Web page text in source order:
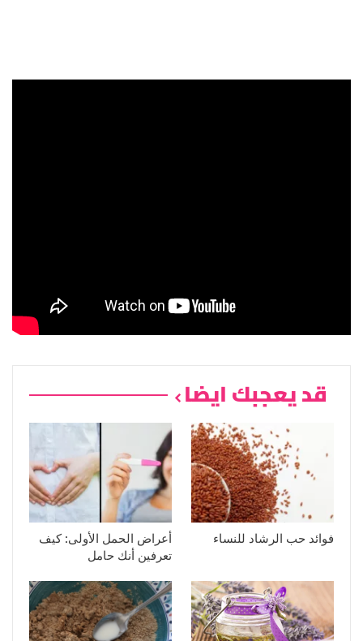
قد يعجبك ايضا
فوائد حب الرشاد للنساء
أعراض الحمل الأولى: كيف
تعرفين أنك حامل